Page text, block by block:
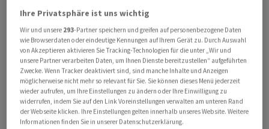
Termine Unternehmen
      GBR British Land Company Jahreszahlen
      GBR Marks & Spencer Jahreszahlen
      USA Hasbro Q1-Zahlen
      USA Analog Devices Q2-Zahlen
      USA Nvidia Q1-Zahlen
Ihre Privatsphäre ist uns wichtig
Wir und unsere 293-Partner speichern und greifen auf personenbezogene Daten
wie Browserdaten oder eindeutige Kennungen auf Ihrem Gerät zu. Durch Auswahl
von Akzeptieren aktivieren Sie Tracking-Technologien für die unter „Wir und
unsere Partner verarbeiten Daten, um Ihnen Dienste bereitzustellen“ aufgeführten
Zwecke. Wenn Tracker deaktiviert sind, sind manche Inhalte und Anzeigen
möglicherweise nicht mehr so relevant für Sie. Sie können dieses Menü jederzeit
wieder aufrufen, um Ihre Einstellungen zu ändern oder Ihre Einwilligung zu
widerrufen, indem Sie auf den Link Voreinstellungen verwalten am unteren Rand
der Webseite klicken. Ihre Einstellungen gelten innerhalb unseres Website. Weitere
Informationen finden Sie in unserer Datenschutzerklärung.